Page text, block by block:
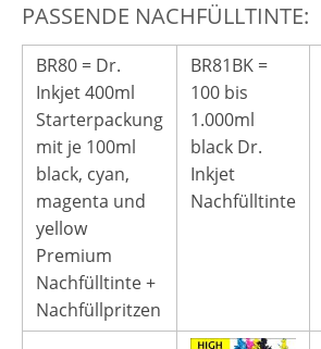
PASSENDE NACHFÜLLTINTE:
BR80 = Dr.
Inkjet 400ml
Starterpackung
mit je 100ml
black, cyan,
magenta und
yellow
Premium
Nachfülltinte +
Nachfüllpritzen
BR81BK =
100 bis
1.000ml
black Dr.
Inkjet
Nachfülltinte